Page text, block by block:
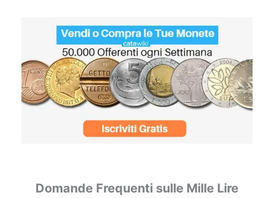
Domande Frequenti sulle Mille Lire